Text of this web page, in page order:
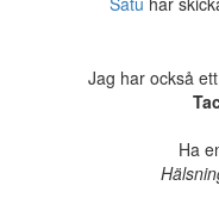
Jag har också
Ha